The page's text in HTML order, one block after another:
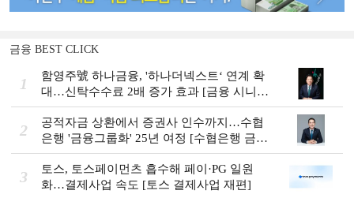
금융 BEST CLICK
1
함영주號 하나금융, '하나더넥스트‘ 연계 확
대…신탁수수료 2배 증가 효과 [금융 시니어
비즈니스 돋보기]
2
공적자금 상환에서 증권사 인수까지…수협
은행 '금융그룹화' 25년 여정 [수협은행 금융
그룹의 꿈①]
3
토스, 토스페이먼츠 흡수해 페이·PG 일원
화…결제사업 속도 [토스 결제사업 재편]